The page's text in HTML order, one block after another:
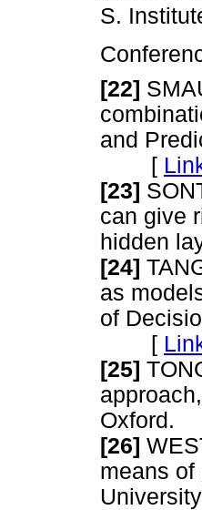
S.
[22]
and
[
[23]
can give
hidden
[24]
as
of
[
[25]
[26]
means